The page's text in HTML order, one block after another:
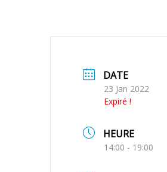
DATE
23 Jan 2022
Expiré !
HEURE
14:00 - 19:00